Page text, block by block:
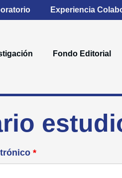
Experiencia
Fondo Editorial
*